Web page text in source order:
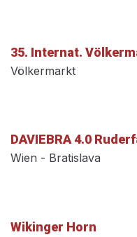
35. Internat.
Völkermarkt
DAVIEBRA 4.0
Wien - Bratislava
Wikinger Horn